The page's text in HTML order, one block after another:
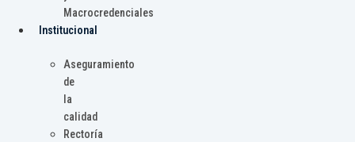
Macrocredenciales
Institucional
Aseguramiento
de
la
calidad
Rectoría